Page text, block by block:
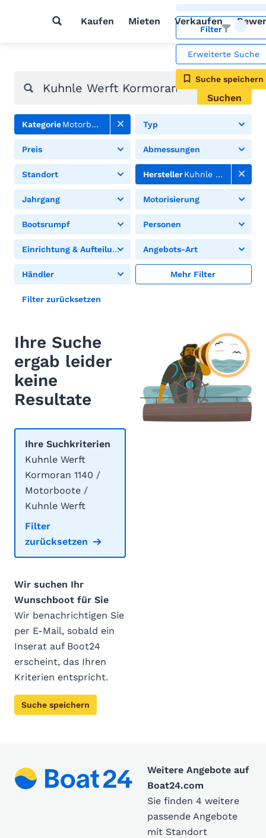
Kaufen Mieten Verkaufen
Filter
Erweiterte Suche
Suche speichern
Suchen
KategorieMotorboote Typ
Preis Abmessungen
Standort HerstellerKuhnle Werft
Jahrgang Motorisierung
Bootsrumpf Personen
Einrichtung & Aufteilung Angebots-Art
Händler Mehr Filter
Filter zurücksetzen
Ihre Suche
ergab leider
keine
Resultate
Ihre Suchkriterien
Kuhnle Werft
Kormoran 1140 /
Motorboote /
Kuhnle Werft
Filter
zurücksetzen
Wir suchen Ihr
Wunschboot für Sie
Wir benachrichtigen Sie
per E-Mail, sobald ein
Inserat auf Boot24
erscheint, das Ihren
Kriterien entspricht.
Suche speichern
Weitere Angebote auf
Boat24.com
Sie finden 4 weitere
passende Angebote
mit Standort